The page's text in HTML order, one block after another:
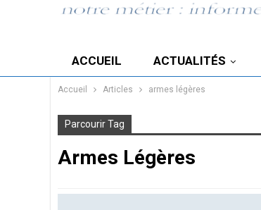
ACCUEIL ACTUALITÉS
Accueil Articles armes légères
Parcourir Tag
Armes Légères